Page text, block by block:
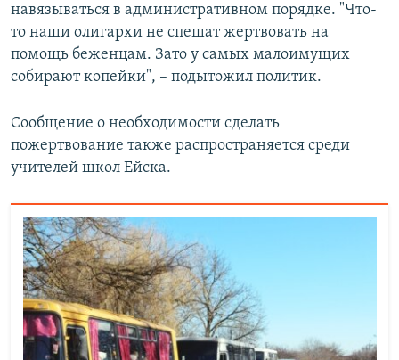
навязываться в административном порядке. "Что-
то наши олигархи не спешат жертвовать на
помощь беженцам. Зато у самых малоимущих
собирают копейки", – подытожил политик.
Сообщение о необходимости сделать
пожертвование также распространяется среди
учителей школ Ейска.